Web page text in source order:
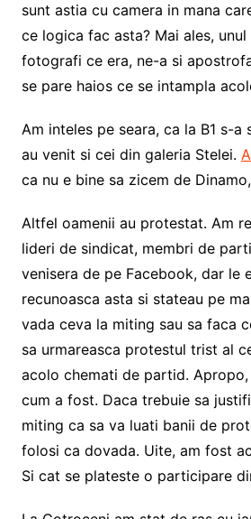
sunt astia cu camera in mana
ce logica fac asta? Mai ales,
fotografi ce era, ne-a si
se pare haios ce se intampla
Am inteles pe seara, ca la B1 s-a
au venit si cei din galeria Stelei.
ca nu e bine sa zicem de
Altfel oamenii au protestat. Am
lideri de sindicat, membri de
venisera de pe Facebook, dar le
recunoasca asta si stateau pe
vada ceva la miting sau sa faca
sa urmareasca protestul trist al
acolo chemati de partid.
cum a fost. Daca trebuie sa
miting ca sa va luati banii de
folosi ca dovada. Uite, am fost
Si cat se plateste o participare